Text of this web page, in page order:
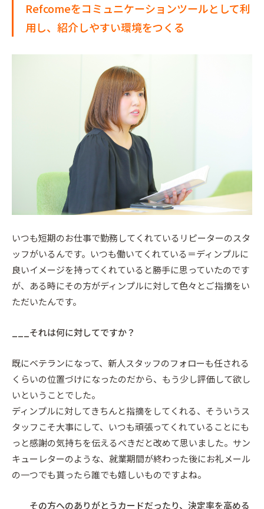
Refcomeをコミュニケーションツールとして利
用し、紹介しやすい環境をつくる
いつも短期のお仕事で勤務してくれているリピーターのスタ
ッフがいるんです。いつも働いてくれている＝ディンプルに
良いイメージを持ってくれていると勝手に思っていたのです
が、ある時にその方がディンプルに対して色々とご指摘をい
ただいたんです。
___それは何に対してですか？
既にベテランになって、新人スタッフのフォローも任される
くらいの位置づけになったのだから、もう少し評価して欲し
いということでした。
ディンプルに対してきちんと指摘をしてくれる、そういうス
タッフこそ大事にして、いつも頑張ってくれていることにも
っと感謝の気持ちを伝えるべきだと改めて思いました。サン
キューレターのような、就業期間が終わった後にお礼メール
の一つでも貰ったら誰でも嬉しいものですよね。
___その方へのありがとうカードだったり、決定率を高める